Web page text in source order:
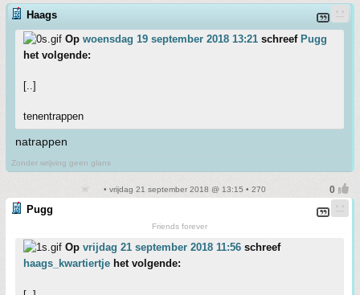
Haags
Op woensdag 19 september 2018 13:21 schreef Pugg
het volgende:
[..]
tenentrappen
natrappen
Zonder wrijving geen glans
• vrijdag 21 september 2018 @ 13:15 • 270
Pugg
Friends forever
Op vrijdag 21 september 2018 11:56 schreef
haags_kwartiertje het volgende: